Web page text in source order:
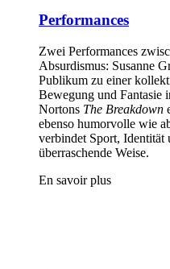
Performances
Zwei Performances
Absurdismus: Susanne
Publikum zu einer
Bewegung und Fantasie
Nortons The Breakdown
ebenso humorvolle wie
verbindet Sport, Identität
überraschende Weise.
En savoir plus